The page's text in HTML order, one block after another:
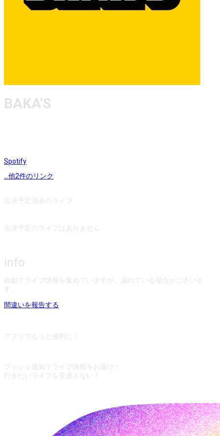
BAKA'S
Spotify
...他2件のリンク
出演予定 過去のライブ
出演予定のライブはありません
info
自動でライブ情報を集めていますが、漏れている場合がございま
す。
間違いを報告する
アプリでもっと便利に！
プッシュ通知でライブ情報をお届け！
行きたいライブを見逃さない！